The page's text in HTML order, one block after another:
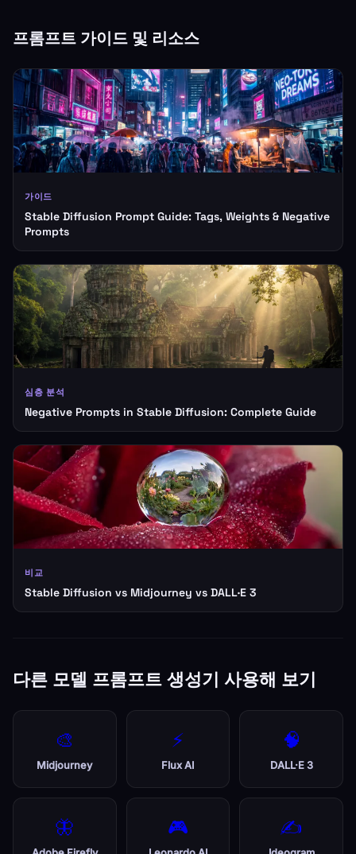
프롬프트 가이드 및 리소스
가이드
Stable Diffusion Prompt Guide: Tags, Weights & Negative
Prompts
심층 분석
Negative Prompts in Stable Diffusion: Complete Guide
비교
Stable Diffusion vs Midjourney vs DALL·E 3
다른 모델 프롬프트 생성기 사용해 보기
🎨
Midjourney
⚡
Flux AI
🧠
DALL·E 3
🦋 🎮 ✍️